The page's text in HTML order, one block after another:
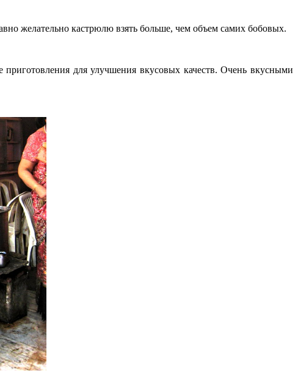
желательно кастрюлю взять больше, чем объем самих бобовых.
для улучшения вкусовых качеств. Очень вкусными